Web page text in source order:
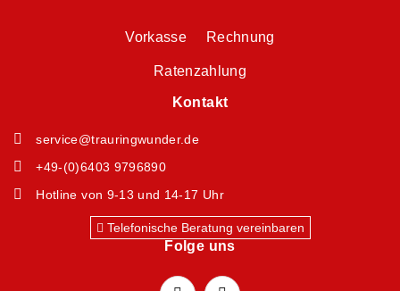
Vorkasse Rechnung
Ratenzahlung
Kontakt
service@trauringwunder.de
+49-(0)6403 9796890
Hotline von 9-13 und 14-17 Uhr
Telefonische Beratung vereinbaren
Folge uns